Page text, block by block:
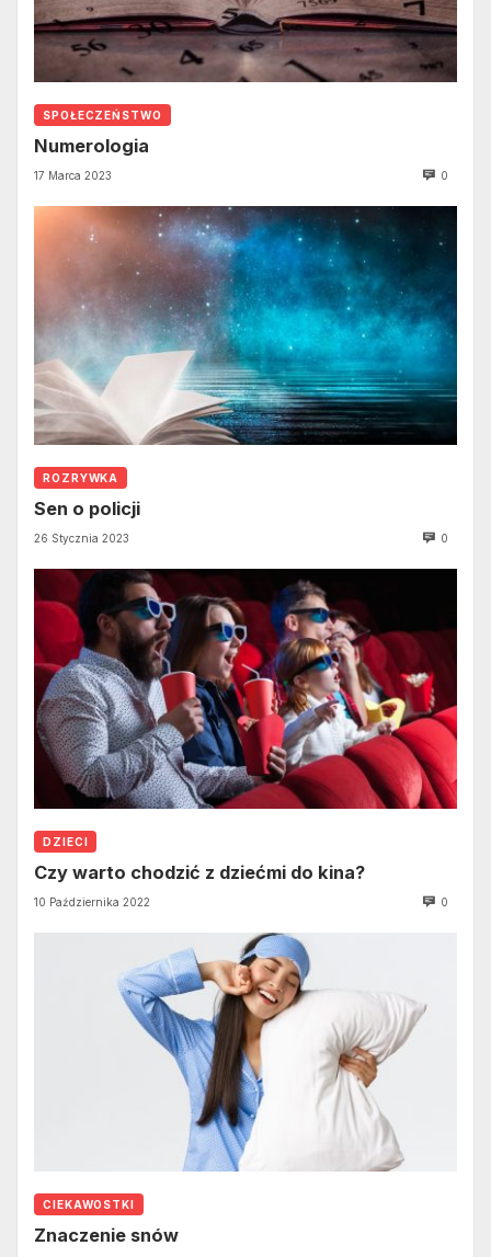
SPOŁECZEŃSTWO
Numerologia
17 Marca 2023 0
ROZRYWKA
Sen o policji
26 Stycznia 2023 0
DZIECI
Czy warto chodzić z dziećmi do kina?
10 Października 2022 0
CIEKAWOSTKI
Znaczenie snów